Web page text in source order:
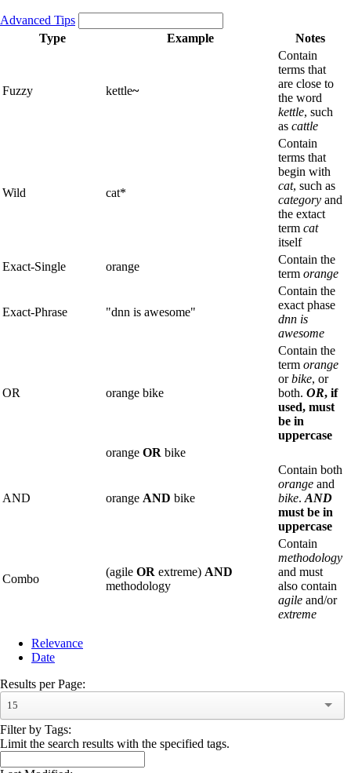
Advanced Tips
Type
Example Notes
Fuzzy kettle~
Contain
terms that
are close to
the word
kettle, such
as cattle
Wild cat*
Contain
terms that
begin with
cat, such as
category and
the extact
term cat
itself
Exact-Single
orange
Contain the
term orange
Exact-Phrase "dnn is awesome"
Contain the
exact phase
dnn is
awesome
OR orange bike
Contain the
term orange
orbike, or
both. OR, if
used, must
be in
uppercase
orange OR bike
AND orange AND bike
Contain both
orange and
bike. AND
must be in
uppercase
Combo
(agile OR extreme) AND
methodology
Contain
methodology
and must
also contain
agile and/or
extreme
Relevance
Date
Results per Page:
15
Filter by Tags:
Limit the search results with the specified tags.